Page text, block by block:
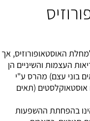
האוסטאופורוזיס, אך
העצמות והשיניים הן
בוני עצם) מהרס ע"י
אוסטאוקלסטים (תאים
בהפחתת ההשפעות